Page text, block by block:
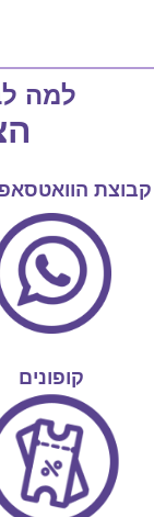
למה
קבוצת
קופונים